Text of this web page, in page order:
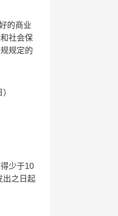
的商业
社会保
规定的
少于10
出之日起